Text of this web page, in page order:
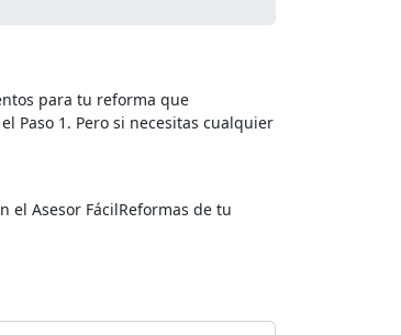
para tu reforma que
Paso 1. Pero si necesitas cualquier
el Asesor FácilReformas de tu